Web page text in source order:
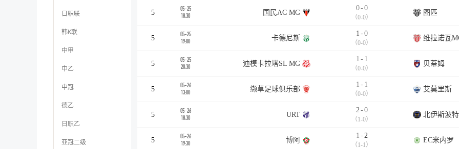
日职联
韩K联
中甲
中乙
中冠
德乙
日职乙
亚冠二级
5
05-25
18:30
国民AC MG
0- 0
（0-0）
图匹
5
05-25
19:00
卡德尼斯
1 - 0
（0-0）
维拉诺瓦
5
05-25
20:30
迪模卡拉塔SL MG
1 - 1
（0-0）
贝蒂姆
5
05-26
13:00
缬草足球俱乐部
1 - 1
（0-0）
艾莫里斯
5
05-26
18:30
URT
2 - 0
（1-0）
北伊斯波特
5
05-26
19:30
博阿
1 - 2
（1-1）
EC米内罗